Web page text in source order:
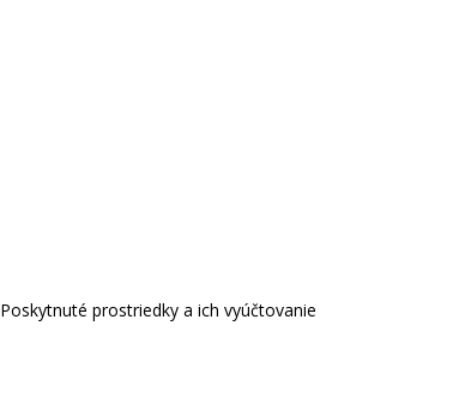
Poskytnuté prostriedky a ich vyúčtovanie